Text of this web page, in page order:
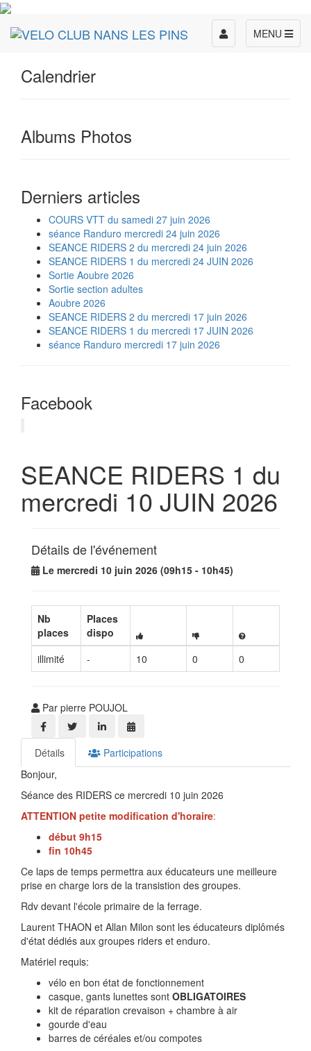
MENU
Toggle
navigation
Calendrier
Albums Photos
Derniers articles
COURS VTT du samedi 27 juin 2026
séance Randuro mercredi 24 juin 2026
SEANCE RIDERS 2 du mercredi 24 juin 2026
SEANCE RIDERS 1 du mercredi 24 JUIN 2026
Sortie Aoubre 2026
Sortie section adultes
Aoubre 2026
SEANCE RIDERS 2 du mercredi 17 juin 2026
SEANCE RIDERS 1 du mercredi 17 JUIN 2026
séance Randuro mercredi 17 juin 2026
Facebook
SEANCE RIDERS 1 du
mercredi 10 JUIN 2026
Détails de l'événement
Le mercredi 10 juin 2026 (09h15 - 10h45)
Nb
places
Places
dispo
illimité
- 10 0 0
Par pierre POUJOL
Détails
Participations
Bonjour,
Séance des RIDERS ce mercredi 10 juin 2026
ATTENTION petite modification d'horaire:
début 9h15
fin 10h45
Ce laps de temps permettra aux éducateurs une meilleure
prise en charge lors de la transistion des groupes.
Rdv devant l'école primaire de la ferrage.
Laurent THAON et Allan Milon sont les éducateurs diplômés
d'état dédiés aux groupes riders et enduro.
Matériel requis:
vélo en bon état de fonctionnement
casque, gants lunettes sont OBLIGATOIRES
kit de réparation crevaison + chambre à air
gourde d'eau
barres de céréales et/ou compotes